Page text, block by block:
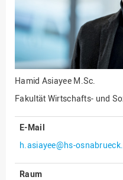
Fakultät Wirtschafts- und
Sozialwissenschaften
Finanzen
Forschung, Kooperation,
Drittmittel
Gebäude und Technik
Gesellschaftliches
Engagement
Gleichstellungsbüro
Hochschulleitung
Hamid Asiayee M.Sc.
Fakultät Wirtschafts- und
E-Mail
h.asiayee@hs-
Raum